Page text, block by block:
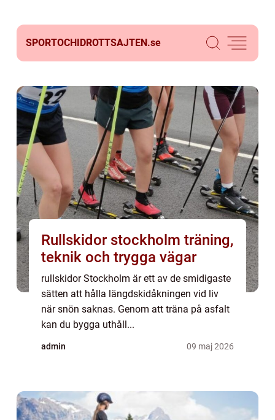
SPORTOCHIDROTTSAJTEN.se
Rullskidor stockholm träning,
teknik och trygga vägar
rullskidor Stockholm är ett av de smidigaste
sätten att hålla längdskidåkningen vid liv
när snön saknas. Genom att träna på asfalt
kan du bygga uthåll...
admin 09 maj 2026